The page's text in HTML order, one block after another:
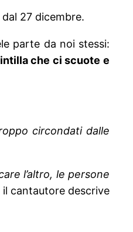
27 dicembre.
parte da noi stessi:
che ci scuote e
circondati dalle
l’altro, le persone
il cantautore descrive